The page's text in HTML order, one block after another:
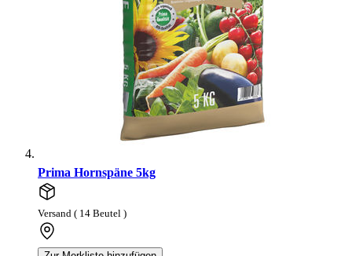
Prima Hornspäne 5kg
Versand ( 14 Beutel )